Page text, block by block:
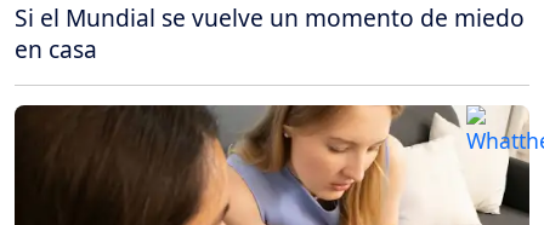
Si el Mundial se vuelve un momento de miedo
en casa